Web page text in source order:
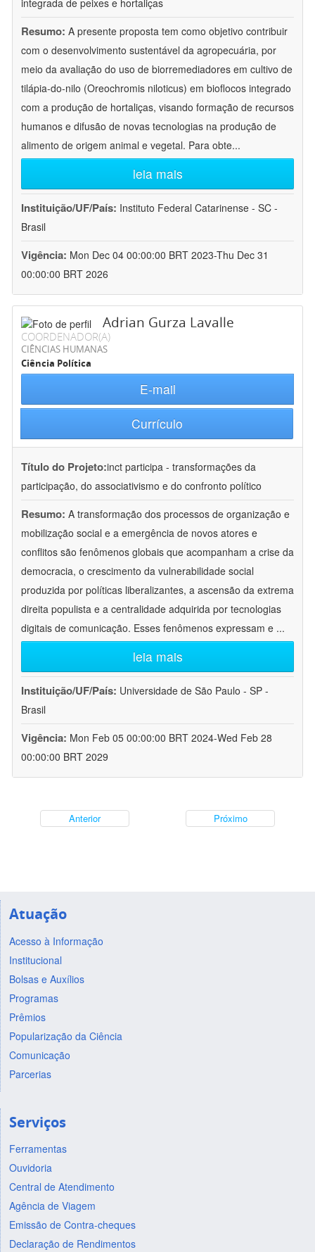
integrada de peixes e hortaliças
Resumo: A presente proposta tem como objetivo contribuir
com o desenvolvimento sustentável da agropecuária, por
meio da avaliação do uso de biorremediadores em cultivo de
tilápia-do-nilo (Oreochromis niloticus) em bioflocos integrado
com a produção de hortaliças, visando formação de recursos
humanos e difusão de novas tecnologias na produção de
alimento de origem animal e vegetal. Para obte...
leia mais
Instituição/UF/País: Instituto Federal Catarinense - SC -
Brasil
Vigência: Mon Dec 04 00:00:00 BRT 2023-Thu Dec 31
00:00:00 BRT 2026
Adrian Gurza Lavalle
COORDENADOR(A)
CIÊNCIAS HUMANAS
Ciência Política
E-mail
Currículo
Título do Projeto:inct participa - transformações da
participação, do associativismo e do confronto político
Resumo: A transformação dos processos de organização e
mobilização social e a emergência de novos atores e
conflitos são fenômenos globais que acompanham a crise da
democracia, o crescimento da vulnerabilidade social
produzida por políticas liberalizantes, a ascensão da extrema
direita populista e a centralidade adquirida por tecnologias
digitais de comunicação. Esses fenômenos expressam e ...
leia mais
Instituição/UF/País: Universidade de São Paulo - SP -
Brasil
Vigência: Mon Feb 05 00:00:00 BRT 2024-Wed Feb 28
00:00:00 BRT 2029
Anterior Próximo
Atuação
Acesso à Informação
Institucional
Bolsas e Auxílios
Programas
Prêmios
Popularização da Ciência
Comunicação
Parcerias
Serviços
Ferramentas
Ouvidoria
Central de Atendimento
Agência de Viagem
Emissão de Contra-cheques
Declaração de Rendimentos